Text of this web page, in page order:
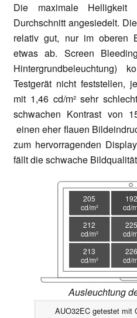
Die maximale
Durchschnitt angesiedelt.
relativ gut, nur im oberen
etwas ab. Screen
Hintergrundbeleuchtung)
Testgerät nicht feststellen,
mit 1,46 cd/m² sehr
schwachen Kontrast von
einen eher flauen
zum hervorragenden
fällt die schwache
205
cd/m²
192
cd/
212
cd/m²
225
cd/
213
cd/m²
226
cd/
Ausleuchtung
AUO32EC getestet mit